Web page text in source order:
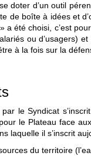
doter d’un outil
de boîte à idées et
a été choisi, c’est
ou d’usagers)
à la fois sur la
le Syndicat
le Plateau face
laquelle il s’inscrit
du territoire